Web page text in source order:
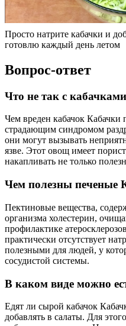
Просто натрите кабачки и
готовлю каждый день летом
Вопрос-ответ
Что не так с
Чем вреден кабачок
страдающим синдромом
они могут вызывать
язве. Этот овощ имеет
накапливать не только
Чем полезны печеные
Пектиновые вещества,
организма холестерин,
профилактике
практически отсутствует
полезными для людей, у
сосудистой системы.
В каком виде можно
Едят ли сырой кабачок
добавлять в салаты. Для